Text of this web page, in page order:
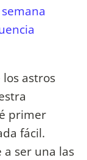
astros
primer
fácil.
ser una las